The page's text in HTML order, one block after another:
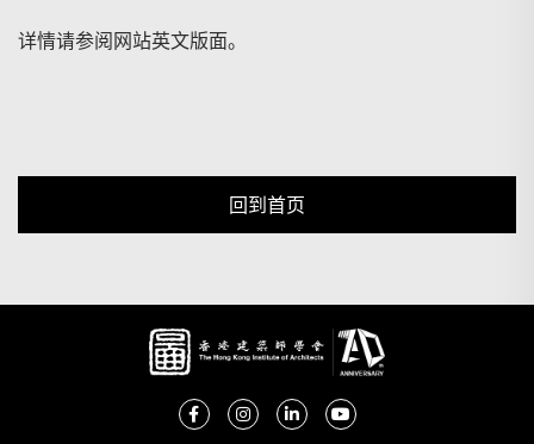
详情请参阅网站英文版面。
回到首页